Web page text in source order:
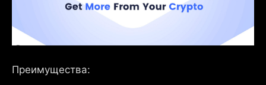
Преимущества: